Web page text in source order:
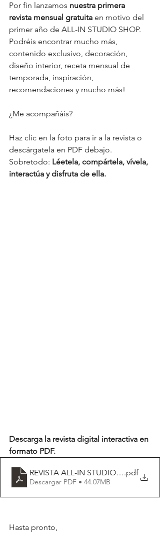
Por fin lanzamos nuestra primera
revista mensual gratuita en motivo del
primer año de ALL-IN STUDIO SHOP.
Podréis encontrar mucho más,
contenido exclusivo, decoración,
diseño interior, receta mensual de
temporada, inspiración,
recomendaciones y mucho más!
¿Me acompañáis?
Haz clic en la foto para ir a la revista o
descárgatela en PDF debajo.
Sobretodo: Léetela, compártela, vívela,
interactúa y disfruta de ella.
Descarga la revista digital interactiva en
formato PDF.
REVISTA ALL-IN STUDIO SHOP
.pdf
Descargar PDF • 44.07MB
Hasta pronto,